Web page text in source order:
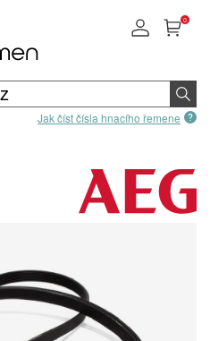
Jak číst čísla hnacího řemene
0